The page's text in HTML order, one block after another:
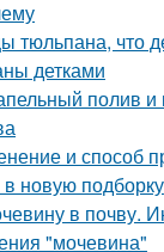
тюльпана, что
детками
полив и
и способ
новую подборку
в почву.
"мочевина"